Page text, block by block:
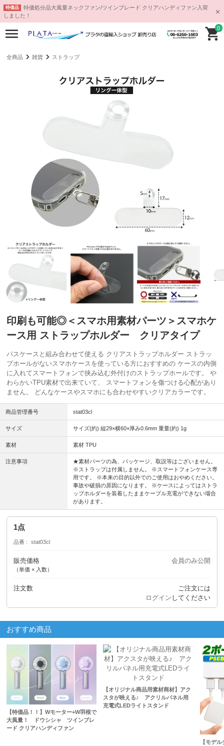
特価品
特価処分品大風量ネックファン/ツインブレード クリアハンディファン入荷
しました！
0
全商品 雑貨 ストラップ
印刷も可能◎＜スマホ用素材パーツ＞スマホケ
ース用 ストラップホルダー クリアタイプ
パスケースと組み合わせて使える クリアストラップホルダー ストラッ
プホールがないスマホケースを使っている方におすすめの ケースの内側
に入れてスマートフォンで挟み込む外付けのストラップホールです。 や
わらかいTPU素材で出来ていて、 スマートフォンを傷つける心配があり
ません。 どんなケースやスマホにも合わせやすいクリアカラーです。
商品管理番号 stat03cl
サイズ サイズ(約) 縦29×横60×厚み0.6mm 重量(約) 1g
素材 素材 TPU
注意事項
★素材パーツの為、パッケージ、取説等はございません。
※ストラップは付属しません。 ※スマートフォンケース専
用です。 ※本来の目的以外でのご使用はおやめください。
事故や破損の原因になります。 ※ケースによってはストラ
ップホルダーを装着したままケーブル充電ができない場合
があります。
1点
品番 stat03cl
販売価格
（単価 × 入数）
会員のみ公開
注文数
ご注文には
ログイン してください
おすすめ商品
【特価品！！】Wモーター+W羽根で
大風量！ ドウシシャ ツインブレ
ード クリアハンディファン
【オリジナル商品用素材商材】アク
スタが映える♪ アクリルパネル用
充電式LEDライトスタンド
【モデ